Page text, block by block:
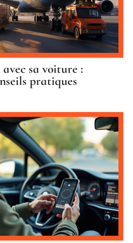
sa voiture :
pratiques